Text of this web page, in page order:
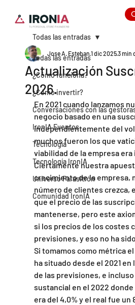
Todas las entradas
¿Cómo funciona?
¿Cómo invertir?
Conversaciones con las
IronIA Eventos
Tecnología
Tecnología IronIA
Universo Parasitrón
Comunidad IronIA
Todas las entradas
Actualización
2026.
Jose A. Esteban1 dic 20253 min
En 2021 cuando lanzamos
negocio basado en una
independientemente del
muchos fueron los que
viabilidad de la empresa
Ciertamente nuestra
crecimiento de la empresa,
número de clientes crezca,
que el precio de las
mantenerse, pero este
si los precios de los costes
previsiones, y eso no ha
Si tomamos como métrica el
ha situado desde el 2021
de las previsiones, e
sustancial en el 2022
era del 4,0% y el real fue un